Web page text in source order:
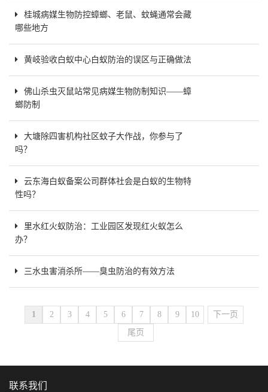
桂城病媒生物防控蟑螂、老鼠、蚊蝇通常会藏
哪些地方
黄岐验收白蚁中心白蚁防治的误区与正确做法
佛山杀虫灭鼠站常见病媒生物防制知识——蟑
螂防制
大塘除四害机构社区蚊子大作战，你参与了
吗？
云东海白蚁备案公司群体社会是白蚁的生物特
性吗？
里水红火蚁防治：工业园区发现红火蚁怎么
办？
三水虫害消杀所——臭虫防治的有效方法
1 2 3 4 5 6 7 8 9 10
下一页
尾页
联系我们